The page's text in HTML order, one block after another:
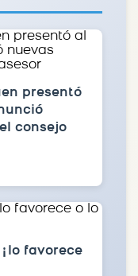
presentó
consejo
favorece